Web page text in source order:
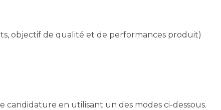
objectif de qualité et de performances produit)
candidature en utilisant un des modes ci-dessous.